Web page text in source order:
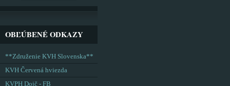
OBĽÚBENÉ ODKAZY
**Združenie KVH Slovenska**
KVH Červená hviezda
KVPH Dojč - FB